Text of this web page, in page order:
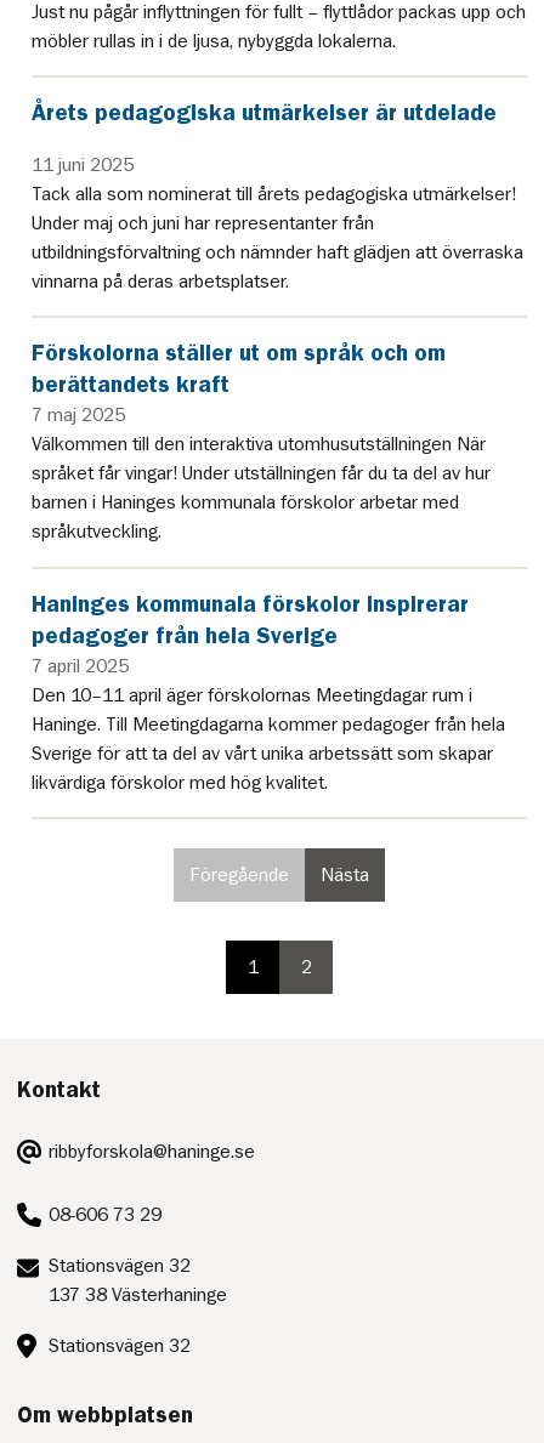
Just nu pågår inflyttningen för fullt – flyttlådor packas upp och
möbler rullas in i de ljusa, nybyggda lokalerna.
Årets pedagogiska utmärkelser är utdelade
11 juni 2025
Tack alla som nominerat till årets pedagogiska utmärkelser!
Under maj och juni har representanter från
utbildningsförvaltning och nämnder haft glädjen att överraska
vinnarna på deras arbetsplatser.
Förskolorna ställer ut om språk och om
berättandets kraft
7 maj 2025
Välkommen till den interaktiva utomhusutställningen När
språket får vingar! Under utställningen får du ta del av hur
barnen i Haninges kommunala förskolor arbetar med
språkutveckling.
Haninges kommunala förskolor inspirerar
pedagoger från hela Sverige
7 april 2025
Den 10–11 april äger förskolornas Meetingdagar rum i
Haninge. Till Meetingdagarna kommer pedagoger från hela
Sverige för att ta del av vårt unika arbetssätt som skapar
likvärdiga förskolor med hög kvalitet.
Föregående
sida
i
valbar
på
Nästa
sida
i
paginering
sida
1
paginering
sida
2
Kontakt
E-
post:
ribbyforskola@haninge.se
Telefon:
08-606 73 29
Postadress:
Stationsvägen 32
137 38 Västerhaninge
Besöksadress:
Stationsvägen 32
Om webbplatsen